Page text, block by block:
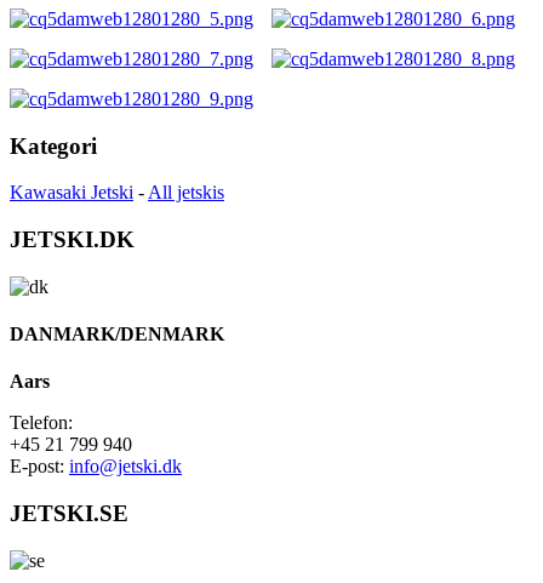
Kategori
Kawasaki Jetski -All jetskis
JETSKI.DK
DANMARK/DENMARK
Aars
Telefon:
+45 21 799 940
E-post: info@jetski.dk
JETSKI.SE